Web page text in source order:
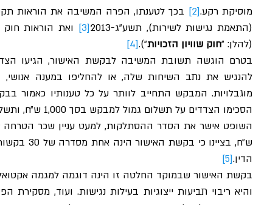
מוסיקת רקע.[2]
(התאמת נגישות לשירות), תשע"ג-2013
[3]
(להלן: ״חוק שוויון הזכויות״).[4]
הסכימו הצדדים על תשלום גמול למבקש בסך 1,000 ש״ח, ותשלום שכר טרחה לבא כוח המשיב בסך 8,000 ש״ח.
הדין.[5]
בקשת האישור שבמוקד החלטה זו הינה דוגמה למגמה